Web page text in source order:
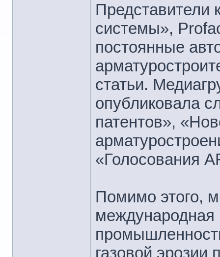
системы»,
постоянные
статьи.
опубликовала
патентов»,
«Голосования
Помимо этого,
международная
газовой эрозии